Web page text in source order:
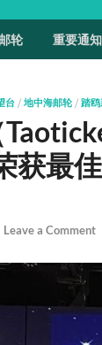
轮 重要通知
台 / 地中海邮轮 / 踏
获最
Leave a Comment